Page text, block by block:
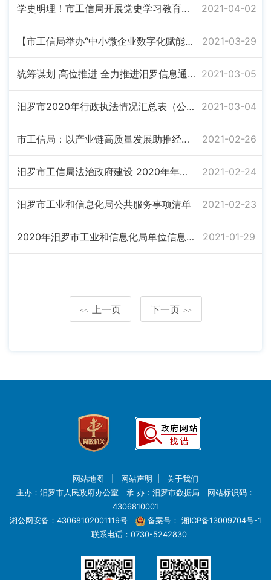
学史明理！市工信局开展党史学习教育第一次专题学习 2021-04-02
【市工信局举办“中小微企业数字化赋能--发票电子化改革及发票风险管控”培训班】 2021-03-29
统筹谋划 高位推进 全力推进汨罗信息通信产业发展 2021-03-05
汨罗市2020年行政执法情况汇总表（公示） 2021-03-04
市工信局：以产业链高质量发展助推经济高质量发展 2021-02-26
汨罗市工信局法治政府建设 2020年年度工作报告 2021-02-24
汨罗市工业和信息化局公共服务事项清单 2021-02-23
2020年汨罗市工业和信息化局单位信息公开工作年度报告 2021-01-29
<< 上一页 下一页 >>
网站地图 网站声明
关于我们
主办：汨罗市人民政府办公室 承 办：汨罗市数据局 网站标识码：
4306810001
湘公网安备：43068102001119号
备案号： 湘ICP备13009704号-1
联系电话：0730-5242830